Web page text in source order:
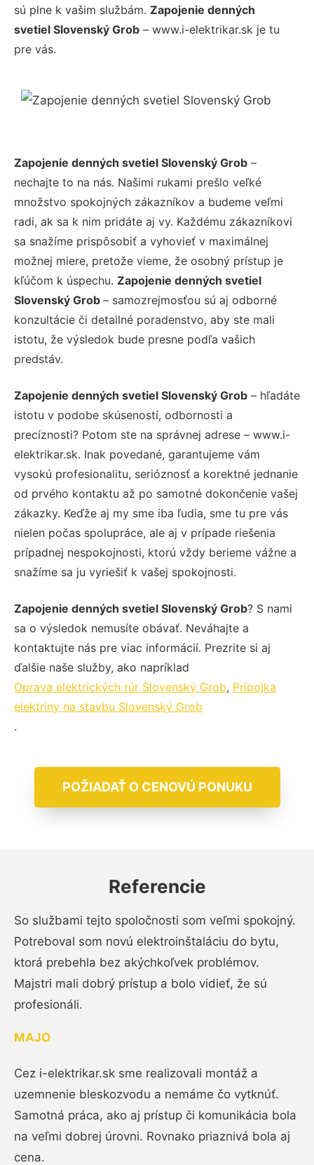
sú plne k vašim službám. Zapojenie denných
svetiel Slovenský Grob – www.i-elektrikar.sk je tu
pre vás.
Zapojenie denných svetiel Slovenský Grob –
nechajte to na nás. Našimi rukami prešlo veľké
množstvo spokojných zákazníkov a budeme veľmi
radi, ak sa k nim pridáte aj vy. Každému zákazníkovi
sa snažíme prispôsobiť a vyhovieť v maximálnej
možnej miere, pretože vieme, že osobný prístup je
kľúčom k úspechu. Zapojenie denných svetiel
Slovenský Grob – samozrejmosťou sú aj odborné
konzultácie či detailné poradenstvo, aby ste mali
istotu, že výsledok bude presne podľa vašich
predstáv.
Zapojenie denných svetiel Slovenský Grob – hľadáte
istotu v podobe skúseností, odbornosti a
precíznosti? Potom ste na správnej adrese – www.i-
elektrikar.sk. Inak povedané, garantujeme vám
vysokú profesionalitu, serióznosť a korektné jednanie
od prvého kontaktu až po samotné dokončenie vašej
zákazky. Keďže aj my sme iba ľudia, sme tu pre vás
nielen počas spolupráce, ale aj v prípade riešenia
prípadnej nespokojnosti, ktorú vždy berieme vážne a
snažíme sa ju vyriešiť k vašej spokojnosti.
Zapojenie denných svetiel Slovenský Grob? S nami
sa o výsledok nemusíte obávať. Neváhajte a
kontaktujte nás pre viac informácií. Prezrite si aj
ďalšie naše služby, ako napríklad
Oprava elektrických rúr Slovenský Grob, Prípojka
elektriny na stavbu Slovenský Grob
.
POŽIADAŤ O CENOVÚ PONUKU
Referencie
So službami tejto spoločnosti som veľmi spokojný.
Potreboval som novú elektroinštaláciu do bytu,
ktorá prebehla bez akýchkoľvek problémov.
Majstri mali dobrý prístup a bolo vidieť, že sú
profesionáli.
MAJO
Cez i-elektrikar.sk sme realizovali montáž a
uzemnenie bleskozvodu a nemáme čo vytknúť.
Samotná práca, ako aj prístup či komunikácia bola
na veľmi dobrej úrovni. Rovnako priaznivá bola aj
cena.